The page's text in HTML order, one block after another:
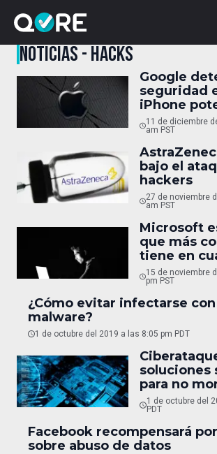
NOTICIAS - HACKS
Google
seguridad
iPhone
11 de diciembre
am PST
bajo el
hackers
27 de noviembre
am PST
Microsoft
que más
tiene en
phishing
15 de noviembre
pm PST
¿Cómo evitar infectarse
malware?
1 de octubre del 2019 a las 8:05 pm PDT
soluciones
para no
trayecto
1 de octubre del
PDT
Facebook recompensará
sobre abuso de datos